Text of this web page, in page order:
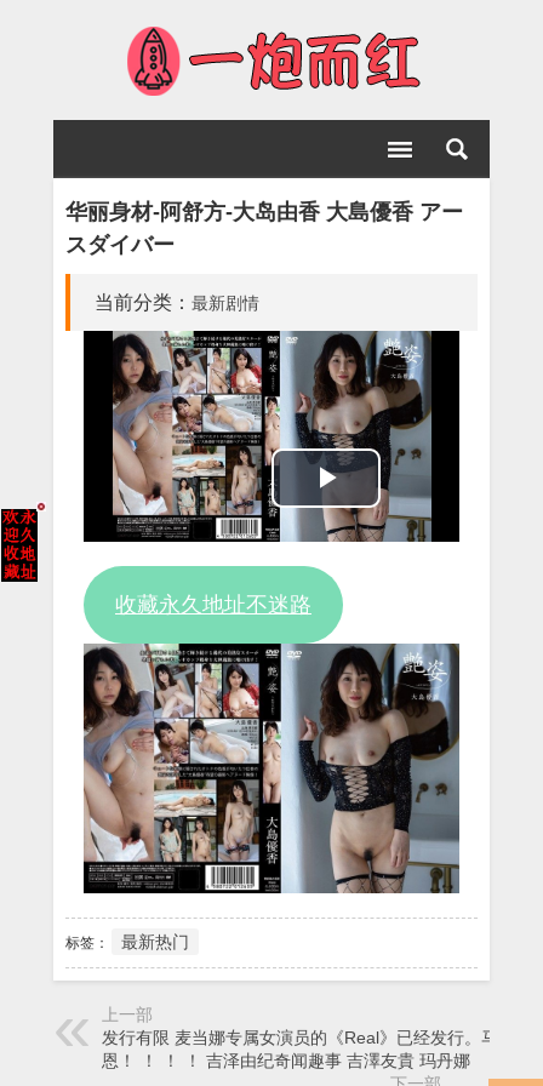
华丽身材-阿舒方-大岛由香 大島優香 アー
スダイバー
当前分类： 最新剧情
Play
收藏永久地址不迷路
标签： 最新热门
上一部
发行有限 麦当娜专属女演员的《Real》已经发行。马杜
恩！ ！ ！ ！ 吉泽由纪奇闻趣事 吉澤友貴 玛丹娜